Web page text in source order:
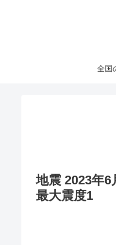
全国
地震 2023年
最大震度1